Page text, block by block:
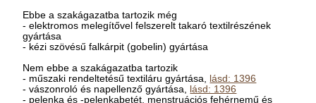
Ebbe a szakágazatba tartozik még
- elektromos melegítővel felszerelt takaró textilrészének
gyártása
- kézi szövésű falkárpit (gobelin) gyártása
Nem ebbe a szakágazatba tartozik
- műszaki rendeltetésű textiláru gyártása, lásd: 1396
- vászonroló és napellenző gyártása, lásd: 1396
- pelenka és -pelenkabetét, menstruációs fehérnemű és